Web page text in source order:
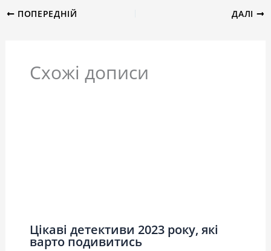
ПОПЕРЕДНІЙ ДАЛІ
Схожі дописи
Цікаві детективи 2023 року, які
варто подивитись